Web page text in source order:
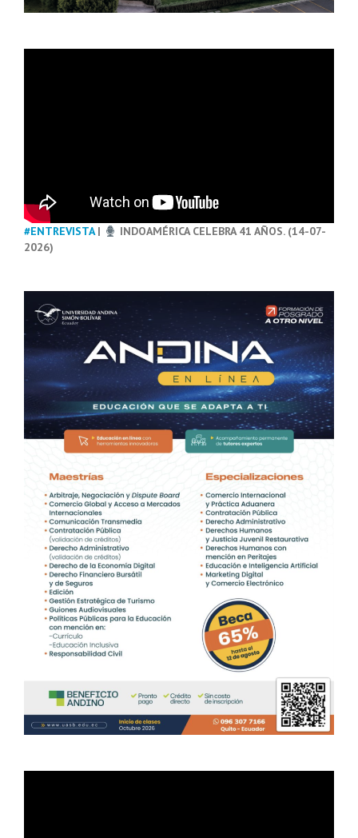
#ENTREVISTA|
INDOAMÉRICA CELEBRA 41 AÑOS. (14-07-
2026)